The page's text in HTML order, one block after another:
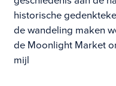
historische
de wandeling maken
de Moonlight Market
mijl